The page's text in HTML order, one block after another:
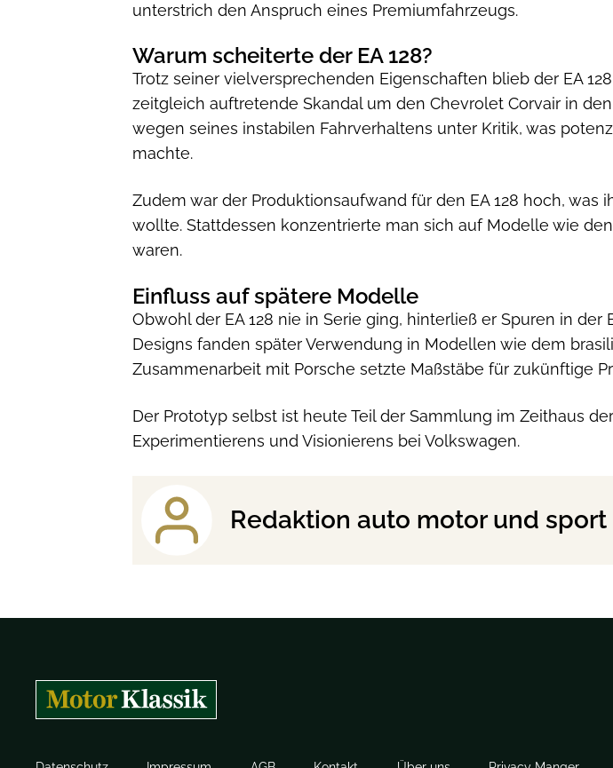
unterstrich den Anspruch eines Premiumfahrzeugs.
Warum scheiterte der EA 128?
Trotz seiner vielversprechenden Eigenschaften blieb der EA
zeitgleich auftretende Skandal um den Chevrolet Corvair in
wegen seines instabilen Fahrverhaltens unter Kritik, was
machte.
Zudem war der Produktionsaufwand für den EA 128 hoch,
wollte. Stattdessen konzentrierte man sich auf Modelle wie
waren.
Einfluss auf spätere Modelle
Obwohl der EA 128 nie in Serie ging, hinterließ er Spuren in
Designs fanden später Verwendung in Modellen wie dem
Zusammenarbeit mit Porsche setzte Maßstäbe für zukünftige
Der Prototyp selbst ist heute Teil der Sammlung im Zeithaus
Experimentierens und Visionierens bei Volkswagen.
Redaktion auto motor und sport